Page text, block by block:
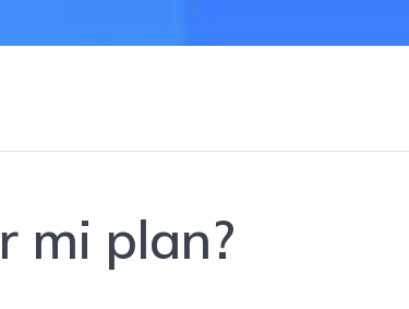
mi plan?